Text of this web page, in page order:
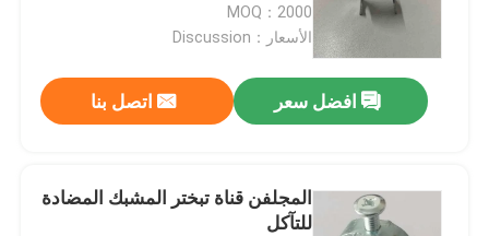
MOQ：2000
الأسعار：Discussion
افضل سعر اتصل بنا
المجلفن قناة تبختر المشبك المضادة
للتآكل